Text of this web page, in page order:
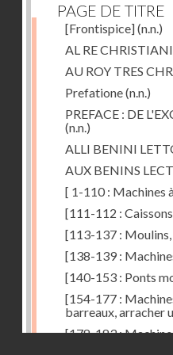
PAGE DE TITRE
[Frontispice](n.n.)
AL RE
AU ROY TRES
Prefatione(n.n.)
PREFACE : DE
(n.n.)
ALLI BENINI
AUX BENINS
[ 1-110 : Machines
[111-112 :
[113-137 :
[138-139 :
[140-153 : Ponts
[154-177 :
barreaux, arracher
[178-183 :